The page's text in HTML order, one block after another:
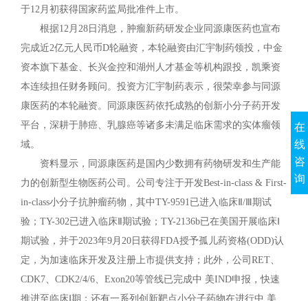
于12月初获得国家药监局批准件上市。
根据12月28日消息，肿瘤新药研发企业同源康医药也宣布
完成近2亿元人民币D轮融资，本轮融资由汇宇制药领投，中金
资本旗下基金、长兴金控和湖州人才基金等机构跟投，凯乘资
本连续担任财务顾问。投资方汇宇制药表示，很荣幸参与同源
康医药的本轮融资。同源康医药依托成熟的创新小分子药开发
平台，深耕于肺癌、乳腺癌等诸多未满足临床需求的实体瘤领
域。
资料显示，同源康医药是国内少数拥有药物研发和生产能
力的创新型生物医药公司。公司专注于开发Best-in-class & First-
in-class小分子抗肿瘤药物，其中TY-9591已进入临床Ⅱ/Ⅲ期试
验；TY-302已进入临床Ⅱ期试验；TY-2136b已在美国开展临床Ⅰ
期试验，并于2023年9月20日获得FDA授予孤儿药资格(ODD)认
定，为加速临床开发及注册上市提供支持；此外，公司RET、
CDK7、CDK2/4/6、Exon20等管线已完成中 美IND申报，快速
推进至临床Ⅰ期；还有一系列创新靶点小分子药物在进行中 美
在
线
咨
询